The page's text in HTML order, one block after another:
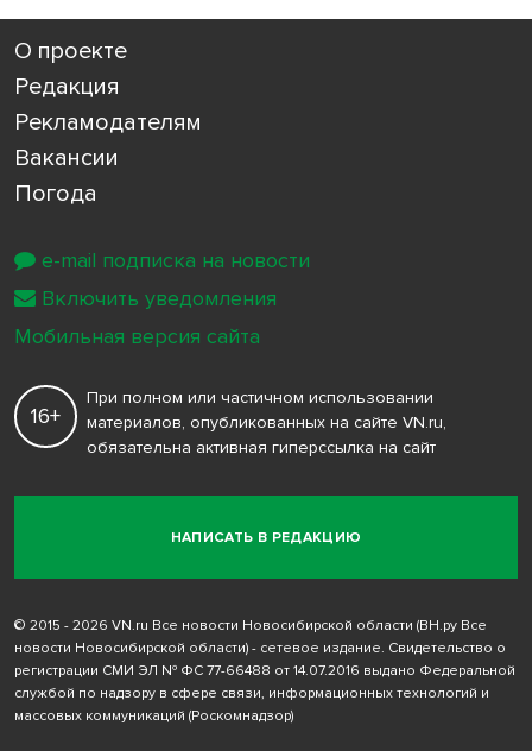
О проекте
Редакция
Рекламодателям
Вакансии
Погода
НАПИСАТЬ В РЕДАКЦИЮ
16+
При полном или частичном использовании
материалов, опубликованных на сайте VN.ru,
обязательна активная гиперссылка на сайт
© 2015 - 2026 VN.ru Все новости Новосибирской области (ВН.ру Все
новости Новосибирской области) - сетевое издание. Свидетельство о
регистрации СМИ ЭЛ № ФС 77-66488 от 14.07.2016 выдано Федеральной
службой по надзору в сфере связи, информационных технологий и
массовых коммуникаций (Роскомнадзор)
e-mail подписка на новости
Включить уведомления
Мобильная версия сайта